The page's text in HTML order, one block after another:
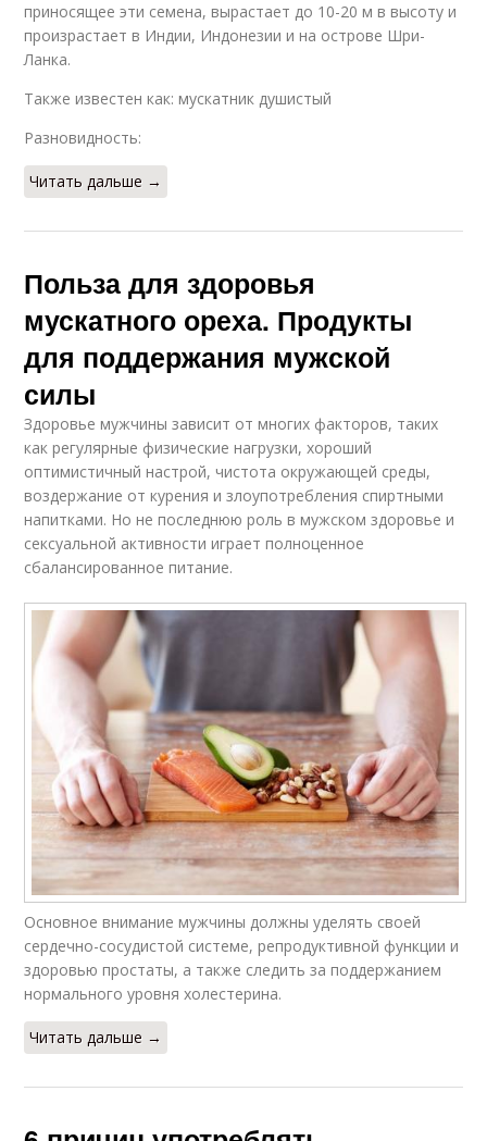
приносящее эти семена, вырастает до 10-20 м в высоту и
произрастает в Индии, Индонезии и на острове Шри-
Ланка.
Также известен как: мускатник душистый
Разновидность:
Читать дальше →
Польза для здоровья
мускатного ореха. Продукты
для поддержания мужской
силы
Здоровье мужчины зависит от многих факторов, таких
как регулярные физические нагрузки, хороший
оптимистичный настрой, чистота окружающей среды,
воздержание от курения и злоупотребления спиртными
напитками. Но не последнюю роль в мужском здоровье и
сексуальной активности играет полноценное
сбалансированное питание.
Основное внимание мужчины должны уделять своей
сердечно-сосудистой системе, репродуктивной функции и
здоровью простаты, а также следить за поддержанием
нормального уровня холестерина.
Читать дальше →